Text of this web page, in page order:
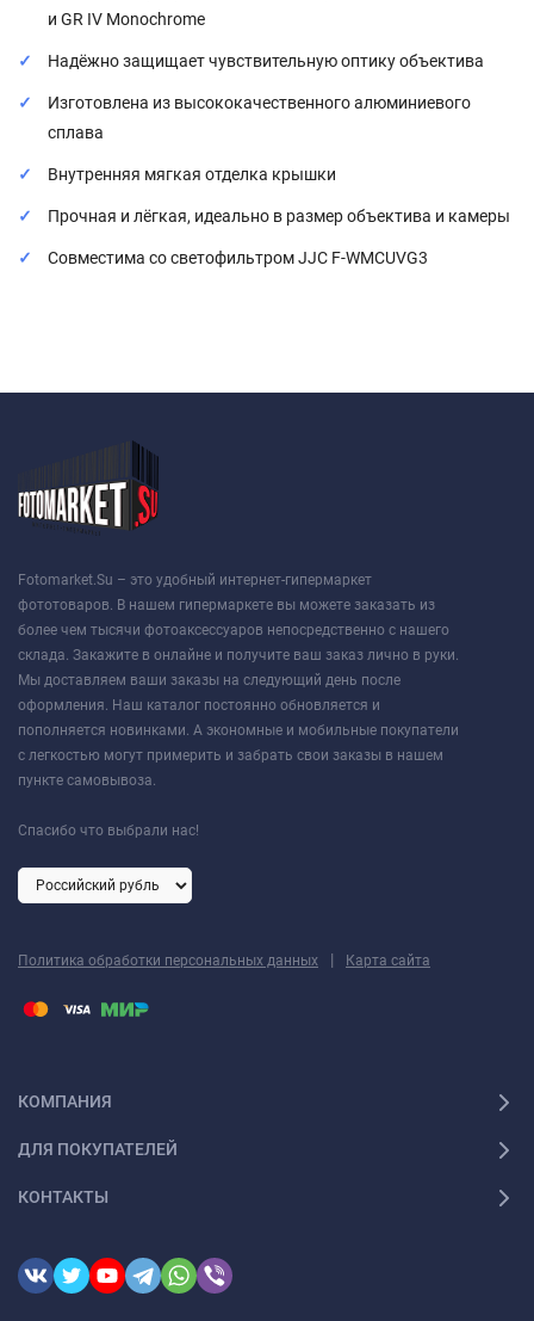
и GR IV Monochrome
Надёжно защищает чувствительную оптику объектива
Изготовлена из высококачественного алюминиевого
сплава
Внутренняя мягкая отделка крышки
Прочная и лёгкая, идеально в размер объектива и камеры
Совместима со светофильтром JJC F-WMCUVG3
Fotomarket.Su – это удобный интернет-гипермаркет
фототоваров. В нашем гипермаркете вы можете заказать из
более чем тысячи фотоаксессуаров непосредственно с нашего
склада. Закажите в онлайне и получите ваш заказ лично в руки.
Мы доставляем ваши заказы на следующий день после
оформления. Наш каталог постоянно обновляется и
пополняется новинками. А экономные и мобильные покупатели
с легкостью могут примерить и забрать свои заказы в нашем
пункте самовывоза.
Спасибо что выбрали нас!
Политика обработки персональных данных | Карта сайта
КОМПАНИЯ
ДЛЯ ПОКУПАТЕЛЕЙ
КОНТАКТЫ